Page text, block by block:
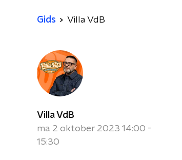
Gids Villa VdB
Villa VdB
ma 2 oktober 2023 14:00 -
15:30